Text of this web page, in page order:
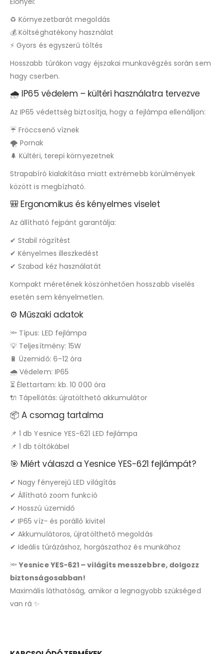
♻️ Környezetbarát megoldás
💰 Költséghatékony használat
⚡ Gyors és egyszerű töltés
Hosszabb túrákon vagy éjszakai munkavégzés során sem
hagy cserben.
🌧️ IP65 védelem – kültéri használatra tervezve
Az IP65 védettség biztosítja, hogy a fejlámpa ellenálljon:
☔ Fröccsenő víznek
🌪 Pornak
🌲 Kültéri, terepi környezetnek
Strapabíró kialakítása miatt extrémebb körülmények
között is megbízható.
🎒 Ergonomikus és kényelmes viselet
Az állítható fejpánt garantálja:
✔ Stabil rögzítést
✔ Kényelmes illeszkedést
✔ Szabad kéz használatát
Kompakt méretének köszönhetően hosszabb viselés
esetén sem kényelmetlen.
⚙️ Műszaki adatok
🔦 Típus: LED fejlámpa
💡 Teljesítmény: 15W
🔋 Üzemidő: 6–12 óra
🌧️ Védelem: IP65
⏳ Élettartam: kb. 10 000 óra
🔌 Tápellátás: újratölthető akkumulátor
📦 A csomag tartalma
📌 1 db Yesnice YES-621 LED fejlámpa
📌 1 db töltőkábel
🎯 Miért válaszd a Yesnice YES-621 fejlámpát?
✔ Nagy fényerejű LED világítás
✔ Állítható zoom funkció
✔ Hosszú üzemidő
✔ IP65 víz- és porálló kivitel
✔ Akkumulátoros, újratölthető megoldás
✔ Ideális túrázáshoz, horgászathoz és munkához
🔦Yesnice YES-621 – világíts messzebbre, dolgozz
biztonságosabban!
Maximális láthatóság, amikor a legnagyobb szükséged
van rá ✨